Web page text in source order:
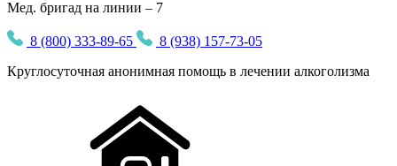
Мед. бригад на линии – 7
8 (800) 333-89-65
8 (938) 157-73-05
Круглосуточная анонимная помощь в лечении алкоголизма